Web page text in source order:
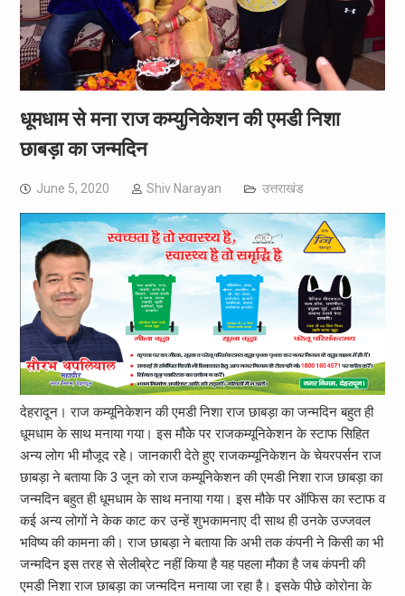
धूमधाम से मना राज कम्युनिकेशन की एमडी निशा
छाबड़ा का जन्मदिन
June 5, 2020 Shiv Narayan उत्तराखंड
देहरादून। राज कम्यूनिकेशन की एमडी निशा राज छाबड़ा का जन्मदिन बहुत ही
धूमधाम के साथ मनाया गया। इस मौके पर राजकम्यूनिकेशन के स्टाफ सिहित
अन्य लोग भी मौजूद रहेे। जानकारी देते हुए राजकम्यूनिकेशन के चेयरपर्सन राज
छाबड़ा ने बताया कि 3 जून को राज कम्यूनिकेशन की एमडी निशा राज छाबड़ा का
जन्मदिन बहुत ही धूमधाम के साथ मनाया गया। इस मौके पर ऑफिस का स्टाफ व
कई अन्य लोगों ने केक काट कर उन्हें शुभकामनाए दी साथ ही उनके उज्जवल
भविष्य की कामना की। राज छाबड़ा ने बताया कि अभी तक कंपनी ने किसी का भी
जन्मदिन इस तरह से सेलीब्रेट नहीं किया है यह पहला मौका है जब कंपनी की
एमडी निशा राज छाबड़ा का जन्मदिन मनाया जा रहा है। इसके पीछे कोरोना के